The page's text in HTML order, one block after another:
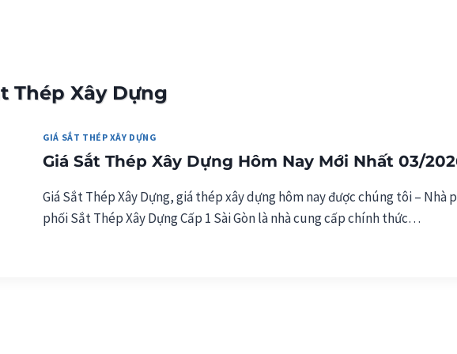
Thép Xây Dựng
GIÁ SẮT THÉP XÂY DỰNG
Giá Sắt Thép Xây Dựng Hôm Nay Mới Nhất 03/
Giá Sắt Thép Xây Dựng, giá thép xây dựng hôm nay được chúng tôi – Nhà
phối Sắt Thép Xây Dựng Cấp 1 Sài Gòn là nhà cung cấp chính thức…